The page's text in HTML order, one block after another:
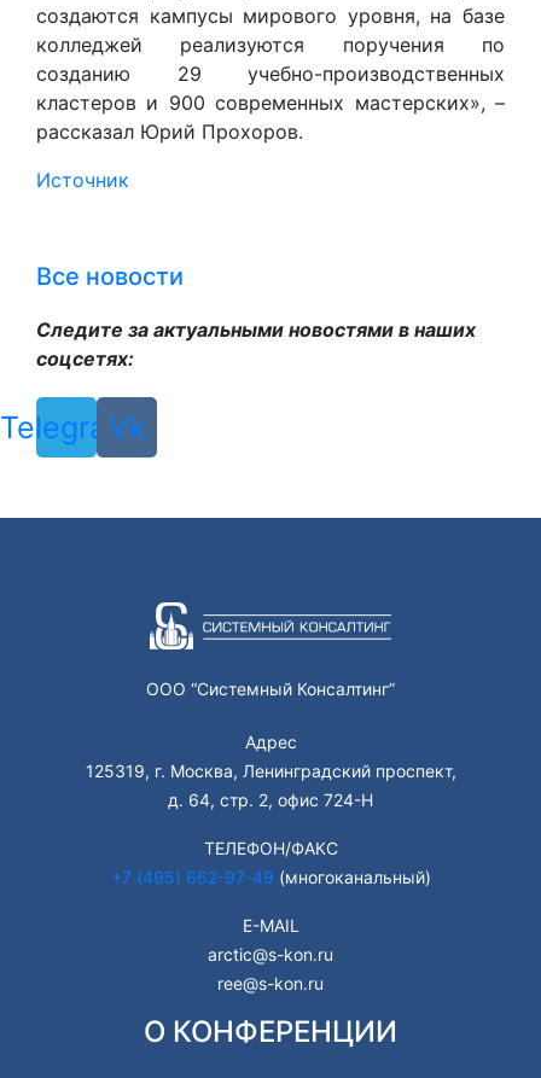
создаются кампусы мирового уровня, на базе
колледжей реализуются поручения по
созданию 29 учебно-производственных
кластеров и 900 современных мастерских», –
рассказал Юрий Прохоров.
Источник
Все новости
Следите за актуальными новостями в наших
соцсетях:
Telegram
Vk
ООО “Системный Консалтинг”
Адрес
125319, г. Москва, Ленинградский проспект,
д. 64, стр. 2, офис 724-Н
ТЕЛЕФОН/ФАКС
+7 (495) 662-97-49 (многоканальный)
E-MAIL
arctic@s-kon.ru
ree@s-kon.ru
О КОНФЕРЕНЦИИ